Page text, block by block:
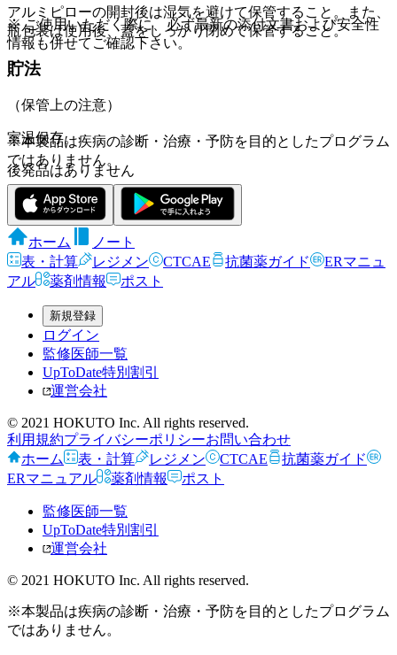
アルミピローの開封後は湿気を避けて保管すること。また、
瓶包装は使用後、蓋をしっかり閉めて保管すること。
貯法
（保管上の注意）
室温保存。
後発品はありません
※ ご使用いただく際に、必ず最新の添付文書および安全性
情報も併せてご確認下さい。
※本製品は疾病の診断・治療・予防を目的としたプログラム
ではありません。
ホーム
ノート
表・計算
レジメン CTCAE 抗菌薬ガイド
ERマニュ
アル
薬剤情報 ポスト
新規登録
ログイン
監修医師一覧
UpToDate特別割引
運営会社
© 2021 HOKUTO Inc. All rights reserved.
利用規約プライバシーポリシーお問い合わせ
ホーム
表・計算 レジメン CTCAE
抗菌薬ガイド
ERマニュアル
薬剤情報 ポスト
監修医師一覧
UpToDate特別割引
運営会社
© 2021 HOKUTO Inc. All rights reserved.
※本製品は疾病の診断・治療・予防を目的としたプログラム
ではありません。